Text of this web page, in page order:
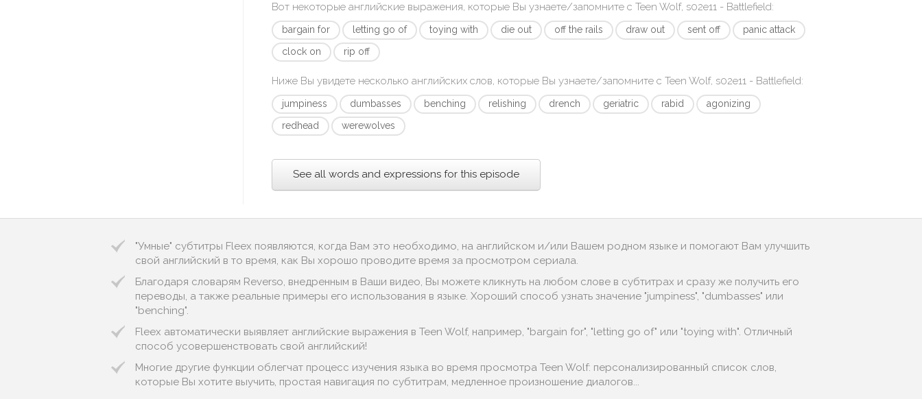
Вот некоторые английские выражения, которые Вы узнаете/запомните с Teen Wolf, s02e11 - Battlefield:
bargain for letting go of toying with die out off the rails draw out sent off
panic attack
clock on
rip off
Ниже Вы увидете несколько английских слов, которые Вы узнаете/запомните с Teen Wolf, s02e11 - Battlefield:
jumpiness dumbasses benching relishing drench geriatric rabid
agonizing
redhead
werewolves
See all words and expressions for this episode
"Умные" субтитры Fleex появляются, когда Вам это необходимо, на английском и/или Вашем родном языке и помогают Вам улучшить
свой английский в то время, как Вы хорошо проводите время за просмотром сериала.
Благодаря словарям Reverso, внедренным в Ваши видео, Вы можете кликнуть на любом слове в субтитрах и сразу же получить его
переводы, а также реальные примеры его использования в языке. Хороший способ узнать значение "jumpiness", "dumbasses" или
"benching".
Fleex автоматически выявляет английские выражения в Teen Wolf, например, "bargain for", "letting go of" или "toying with". Отличный
способ усовершенствовать свой английский!
Многие другие функции облегчат процесс изучения языка во время просмотра Teen Wolf: персонализированный список слов,
которые Вы хотите выучить, простая навигация по субтитрам, медленное произношение диалогов...